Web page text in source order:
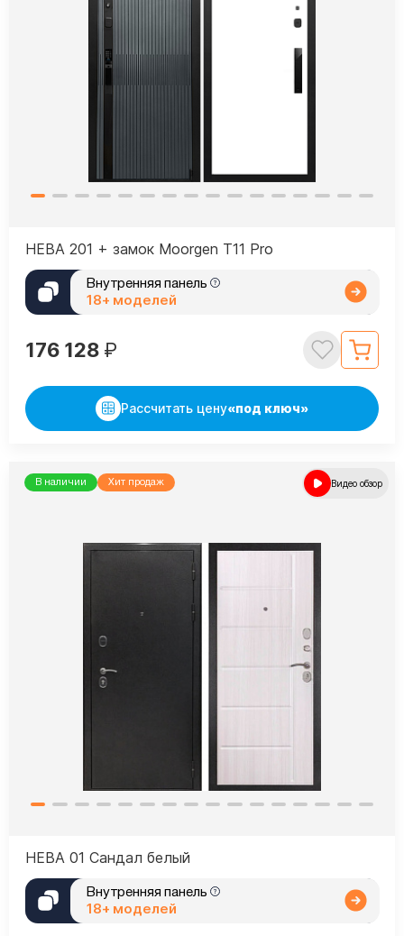
НЕВА 201 + замок Moorgen T11 Pro
Внутренняя панель
18+ моделей
176 128 ₽
Рассчитать цену«под ключ»
В наличии Хит продаж Видео обзор
НЕВА 01 Сандал белый
Внутренняя панель
18+ моделей